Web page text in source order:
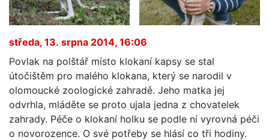
středa, 13. srpna 2014, 16:06
Povlak na polštář místo klokaní kapsy se stal
útočištěm pro malého klokana, který se narodil v
olomoucké zoologické zahradě. Jeho matka jej
odvrhla, mláděte se proto ujala jedna z chovatelek
zahrady. Péče o klokaní holku se podle ní vyrovná péči
o novorozence. O své potřeby se hlásí co tři hodiny.